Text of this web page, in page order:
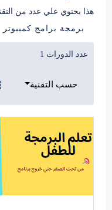
هذا يحتوي علي عدد من
برمجة برامج كمبيوتر
عدد الدورات 1
حسب التقنية